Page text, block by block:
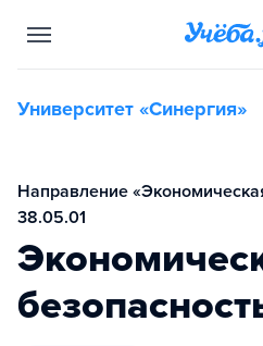
Университет «Синергия»
Направление
38.05.01